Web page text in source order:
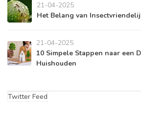
21-04-2025
Het Belang van
21-04-2025
10 Simpele Stappen naar een
Huishouden
Twitter Feed